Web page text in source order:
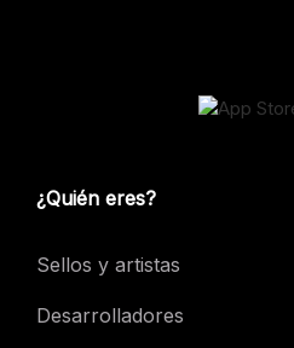
¿Quién eres?
Sellos y artistas
Desarrolladores